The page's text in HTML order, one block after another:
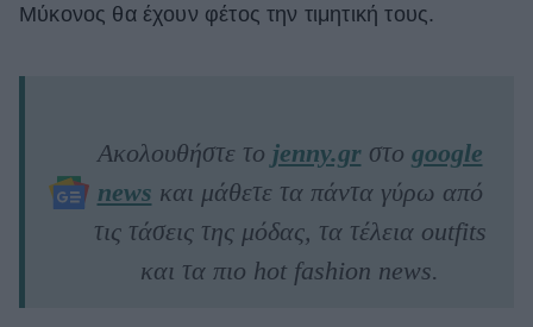
Μύκονος θα έχουν φέτος την τιμητική τους.
Ακολουθήστε το jenny.grστο google
news και μάθετε τα πάντα γύρω από
τις τάσεις της μόδας, τα τέλεια outfits
και τα πιο hot fashion news.